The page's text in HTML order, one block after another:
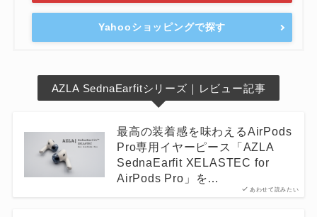
Yahooショッピングで探す
AZLA SednaEarfitシリーズ｜レビュー記事
あわせて読みたい
最高の装着感を味わえるAirPods
Pro専用イヤーピース「AZLA
SednaEarfit XELASTEC for
AirPods Pro」を…